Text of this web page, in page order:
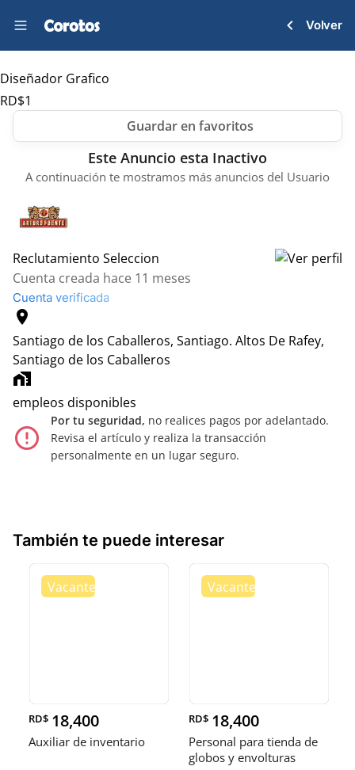
Volver
Diseñador Grafico
RD$1
Este Anuncio esta Inactivo
A continuación te mostramos más anuncios del Usuario
Reclutamiento Seleccion
Cuenta creada hace 11 meses
Cuenta verificada
location_on
Santiago de los Caballeros, Santiago. Altos De Rafey,
Santiago de los Caballeros
home_work
empleos disponibles
error_outline
Por tu seguridad, no realices pagos por adelantado.
Revisa el artículo y realiza la transacción
personalmente en un lugar seguro.
También te puede interesar
RD$ 18,400
Auxiliar de inventario
RD$ 18,400
Personal para tienda de
globos y envolturas